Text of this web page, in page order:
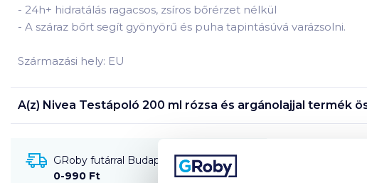
- 24h+ hidratálás ragacsos, zsíros bőrérzet nélkül
- A száraz bőrt segít gyönyörű és puha tapintásúvá varázsolni.
Származási hely: EU
A(z) Nivea Testápoló 200 ml rózsa és argánolajjal termék
GRoby futárral Budapestre és környékére szállítható
0-990 Ft